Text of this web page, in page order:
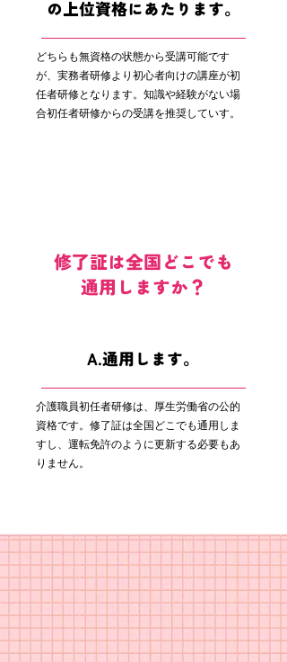
どちらも無資格の状態から受講可能です
が、実務者研修より初心者向けの講座が初
任者研修となります。知識や経験がない場
合初任者研修からの受講を推奨していす。
の上位資格にあたります。
介護職員初任者研修は、厚生労働省の公的
資格です。修了証は全国どこでも通用しま
すし、運転免許のように更新する必要もあ
りません。
修了証は全国どこでも
通用しますか？
A.通用します。